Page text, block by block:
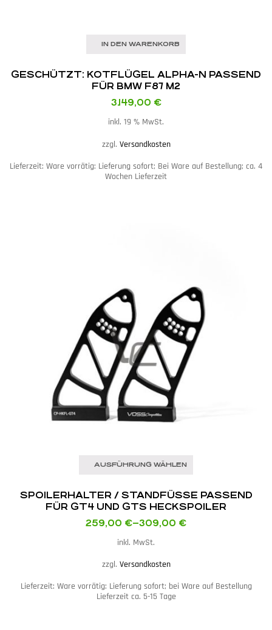
IN DEN WARENKORB
GESCHÜTZT: KOTFLÜGEL ALPHA-N PASSEND
FÜR BMW F87 M2
3.149,00 €
inkl. 19 % MwSt.
zzgl. Versandkosten
Lieferzeit: Ware vorrätig: Lieferung sofort; Bei Ware auf Bestellung; ca. 4
Wochen Lieferzeit
AUSFÜHRUNG WÄHLEN
SPOILERHALTER / STANDFÜSSE PASSEND F
ÜR GT4 UND GTS HECKSPOILER
259,00 €–309,00 €
inkl. MwSt.
zzgl. Versandkosten
Lieferzeit: Ware vorrätig: Lieferung sofort; bei Ware auf Bestellung
Lieferzeit ca. 5-15 Tage